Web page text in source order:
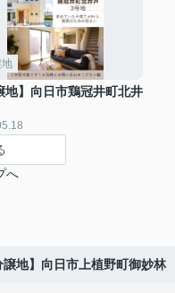
地】向日市鶏冠井町北井
へ
譲地】向日市上植野町御妙林